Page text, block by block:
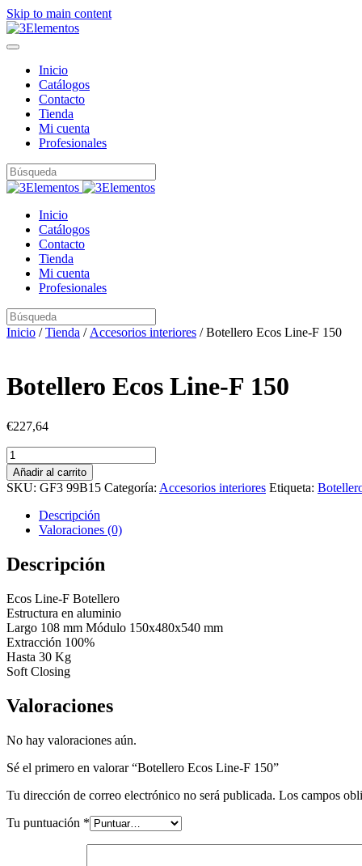
Skip to main content
Inicio
Catálogos
Contacto
Tienda
Mi cuenta
Profesionales
Inicio
Catálogos
Contacto
Tienda
Mi cuenta
Profesionales
Inicio /Tienda / Accesorios interiores / Botellero Ecos Line-F 150
Botellero Ecos Line-F 150
€227,64
Botellero
Ecos
Line-
F
cantidad
Añadir al carrito
SKU: GF3 99B15 Categoría: Accesorios interiores Etiqueta:
Descripción
Valoraciones (0)
Descripción
Ecos Line-F Botellero
Estructura en aluminio
Largo 108 mm Módulo 150x480x540 mm
Extracción 100%
Hasta 30 Kg
Soft Closing
Valoraciones
No hay valoraciones aún.
Sé el primero en valorar “Botellero Ecos Line-F 150”
Tu dirección de correo electrónico no será publicada. Los campos
Tu puntuación *